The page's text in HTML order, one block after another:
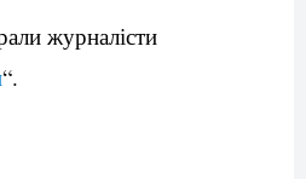
журналісти
“.